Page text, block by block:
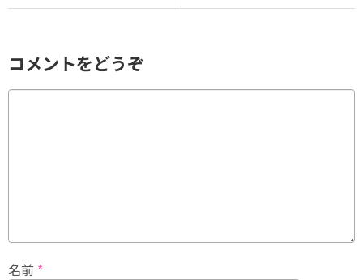
コメントをどうぞ
名前 *